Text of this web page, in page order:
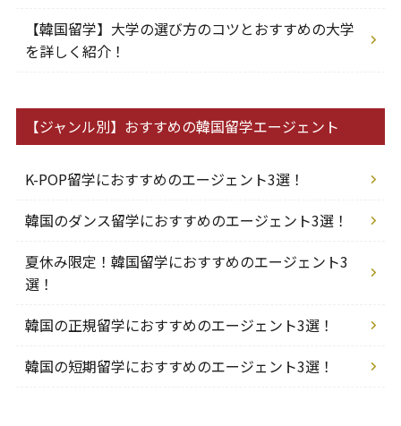
【韓国留学】大学の選び方のコツとおすすめの大学
を詳しく紹介！
【ジャンル別】おすすめの韓国留学エージェント
K-POP留学におすすめのエージェント3選！
韓国のダンス留学におすすめのエージェント3選！
夏休み限定！韓国留学におすすめのエージェント3
選！
韓国の正規留学におすすめのエージェント3選！
韓国の短期留学におすすめのエージェント3選！